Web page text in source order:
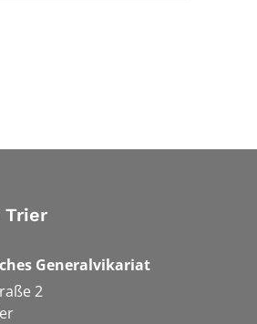
Trier
Generalvikariat
2